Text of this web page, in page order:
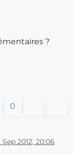
?
0
Sep 2012, 20:06